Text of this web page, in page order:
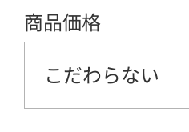
商品価格
こだわらない